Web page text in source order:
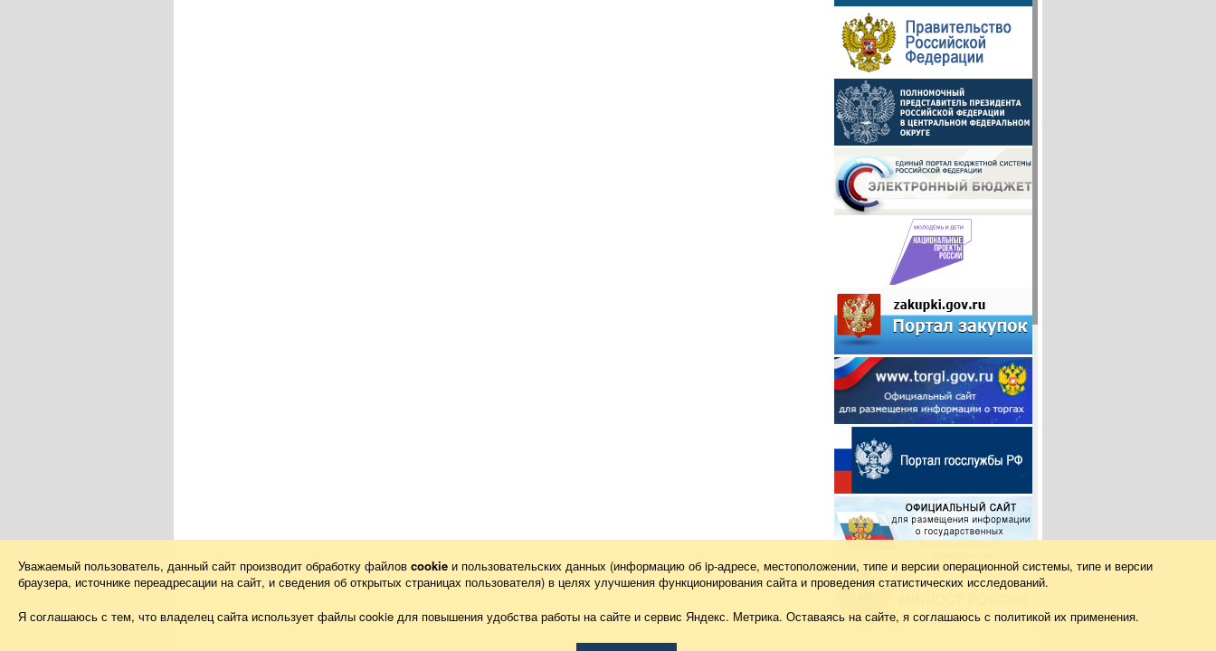
Уважаемый пользователь, данный сайт производит обработку файлов cookie и пользовательских данных (информацию об ip-адресе, местоположении, типе и версии операционной системы, типе и версии
браузера, источнике переадресации на сайт, и сведения об открытых страницах пользователя) в целях улучшения функционирования сайта и проведения статистических исследований.
Я соглашаюсь с тем, что владелец сайта использует файлы cookie для повышения удобства работы на сайте и сервис Яндекс. Метрика. Оставаясь на сайте, я соглашаюсь с политикой их применения.